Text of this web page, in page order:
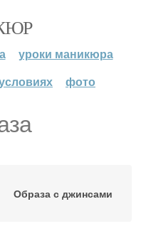
уроки маникюра
фото
Образа с джинсами